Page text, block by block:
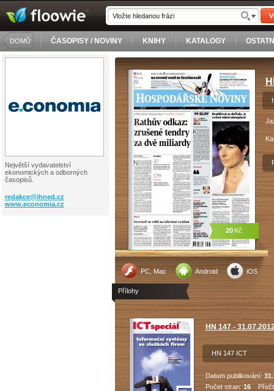
DOMŮ ČASOPISY / NOVINY KNIHY KATALOGY
Největší vydavatelství
ekonomických a odborných
časopisů.
redakce@ihned.cz
www.economia.cz
PC, Mac Android iOS
20 Kč
Přílohy
HN 147 -
HN 147 ICT
Datum publikování:
Počet stran: 16